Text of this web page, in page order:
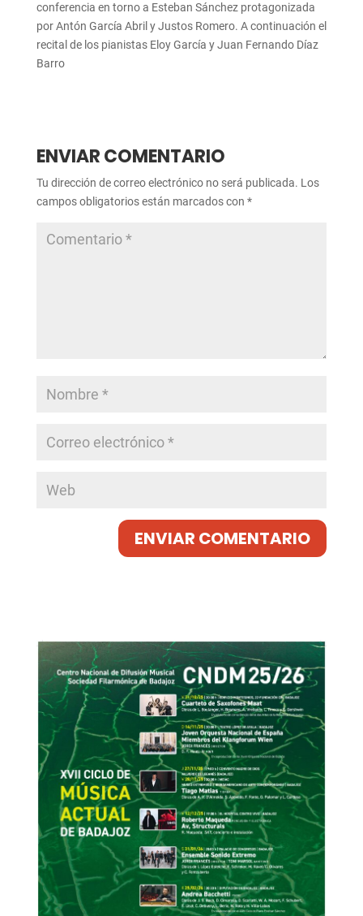
conferencia en torno a Esteban Sánchez protagonizada
por Antón García Abril y Justos Romero. A continuación el
recital de los pianistas Eloy García y Juan Fernando Díaz
Barro
ENVIAR COMENTARIO
Tu dirección de correo electrónico no será publicada. Los
campos obligatorios están marcados con *